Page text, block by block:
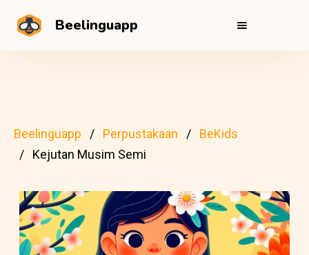
Beelinguapp
Beelinguapp Perpustakaan
BeKids
Kejutan Musim Semi